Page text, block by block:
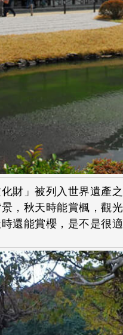
財」被列入世界遺產
，秋天時能賞楓，觀
還能賞櫻，是不是很